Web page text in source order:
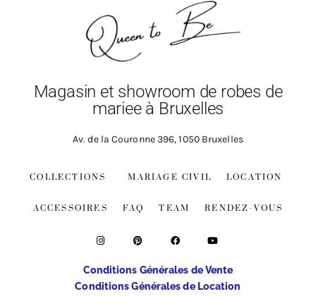
Magasin et showroom de robes de
mariee à Bruxelles
Av. de la Couronne 396, 1050 Bruxelles
COLLECTIONS MARIAGE CIVIL
LOCATION
ACCESSOIRES
FAQ TEAM RENDEZ-VOUS
Conditions Générales de Vente
Conditions Générales de Location